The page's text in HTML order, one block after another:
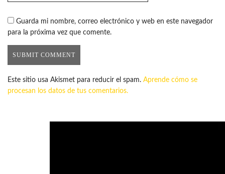
Guarda mi nombre, correo electrónico y web en este navegador
para la próxima vez que comente.
Este sitio usa Akismet para reducir el spam. Aprende cómo se
procesan los datos de tus comentarios.